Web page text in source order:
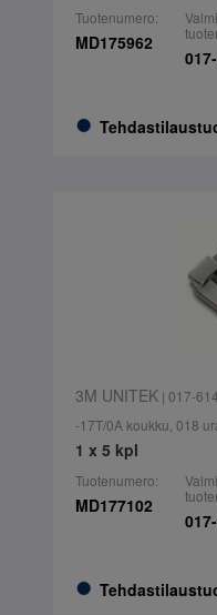
Tuotenumero:
MD175962
3M UNITEK| 017-
-17T/0A koukku, 018
1 x 5 kpl
Tuotenumero:
MD177102